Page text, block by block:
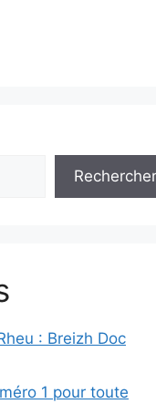
Rechercher
: Breizh Doc
1 pour toute